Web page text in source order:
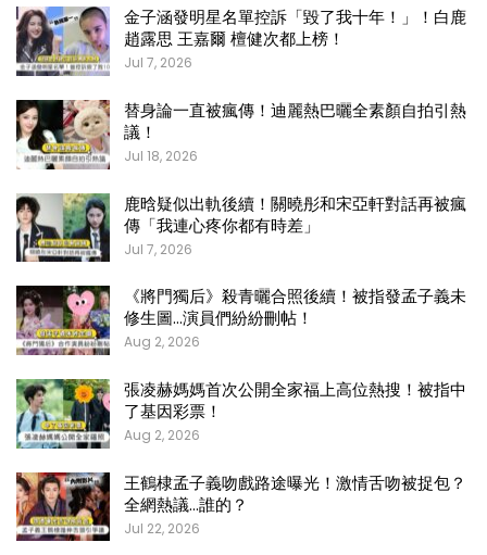
金子涵發明星名單控訴「毀了我十年！」！白鹿
趙露思 王嘉爾 檀健次都上榜！
Jul 7, 2026
替身論一直被瘋傳！迪麗熱巴曬全素顏自拍引熱
議！
Jul 18, 2026
鹿晗疑似出軌後續！關曉彤和宋亞軒對話再被瘋
傳「我連心疼你都有時差」
Jul 7, 2026
《將門獨后》殺青曬合照後續！被指發孟子義未
修生圖…演員們紛紛刪帖！
Aug 2, 2026
張凌赫媽媽首次公開全家福上高位熱搜！被指中
了基因彩票！
Aug 2, 2026
王鶴棣孟子義吻戲路途曝光！激情舌吻被捉包？
全網熱議…誰的？
Jul 22, 2026